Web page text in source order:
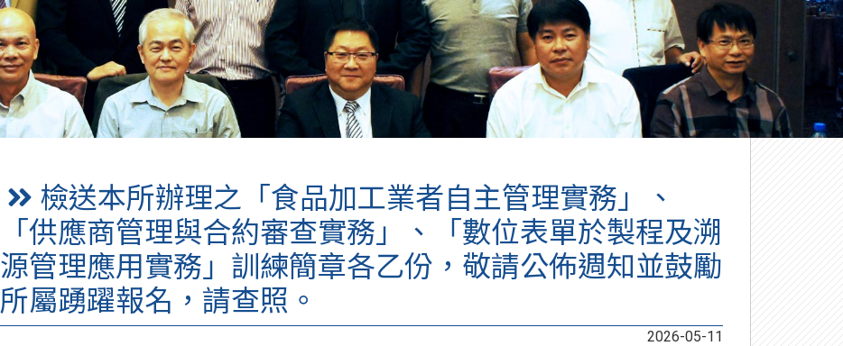
檢送本所辦理之「食品加工業者自主管理實務」、
「供應商管理與合約審查實務」、「數位表單於製程及溯
源管理應用實務」訓練簡章各乙份，敬請公佈週知並鼓勵
所屬踴躍報名，請查照。
2026-05-11